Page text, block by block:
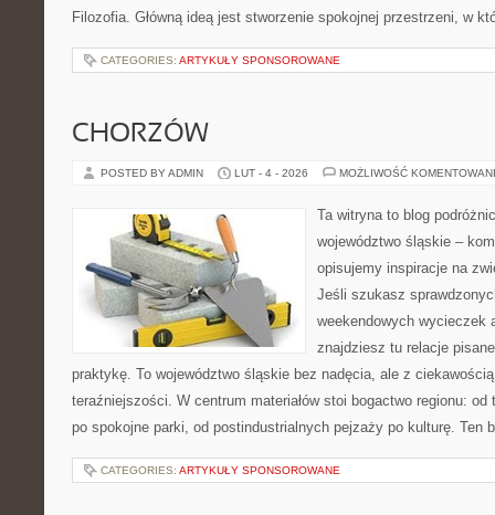
Filozofia. Główną ideą jest stworzenie spokojnej przestrzeni, w
CATEGORIES: ARTYKUŁY SPONSOROWANE
CHORZÓW
POSTED BY ADMIN LUT - 4 - 2026 MOŻLIWOŚĆ
Ta witryna to blog
województwo śląskie –
opisujemy inspiracje na
Jeśli szukasz
weekendowych wycieczek
znajdziesz tu relacje
praktykę. To województwo śląskie bez nadęcia, ale z
teraźniejszości. W centrum materiałów stoi bogactwo regionu:
po spokojne parki, od postindustrialnych pejzaży po kulturę. Ten
CATEGORIES: ARTYKUŁY SPONSOROWANE